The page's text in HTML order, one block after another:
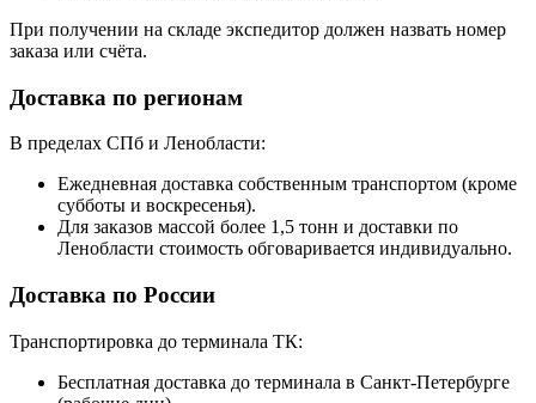
При получении на складе экспедитор должен назвать номер
заказа или счёта.
Доставка по регионам
В пределах СПб и Ленобласти:
Ежедневная доставка собственным транспортом (кроме
субботы и воскресенья).
Для заказов массой более 1,5 тонн и доставки по
Ленобласти стоимость обговаривается индивидуально.
Доставка по России
Транспортировка до терминала ТК:
Бесплатная доставка до терминала в Санкт-Петербурге